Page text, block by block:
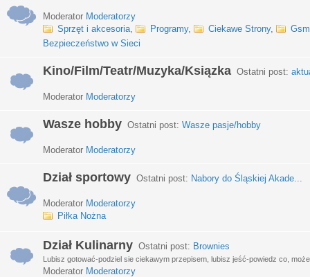
Moderator Moderatorzy
Sprzęt i akcesoria, Programy, Ciekawe Strony,
Gsm
Bezpieczeństwo w Sieci
Kino/Film/Teatr/Muzyka/Ksiązka Ostatni post:
Moderator Moderatorzy
Wasze hobby Ostatni post: Wasze pasje/hobby
Moderator Moderatorzy
Dział sportowy Ostatni post: Nabory do Śląskiej Akade...
Moderator Moderatorzy
Piłka Nożna
Dział Kulinarny Ostatni post: Brownies
Lubisz gotować-podziel sie ciekawym przepisem, lubisz jeść-powiedz co,
Moderator Moderatorzy